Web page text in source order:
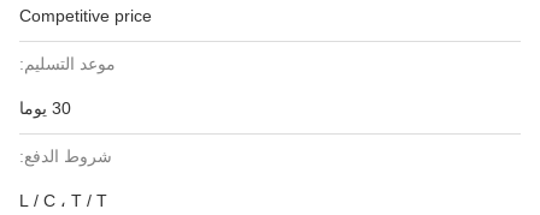
Competitive price
موعد التسليم:
30 يوما
شروط الدفع:
L / C ، T / T